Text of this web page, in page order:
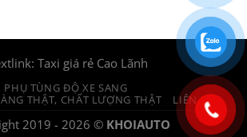
Taxi giá rẻ Cao Lãnh
PHỤ TÙNG ĐỘ XE SANG
THẬT, CHẤT LƯỢNG THẬT
LIÊN HỆ
2019 - 2026 © KHOIAUTO